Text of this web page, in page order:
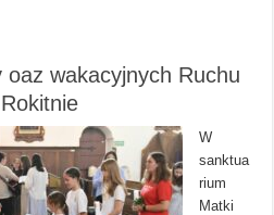
oaz wakacyjnych Ruchu
W
sanktua
rium
Matki